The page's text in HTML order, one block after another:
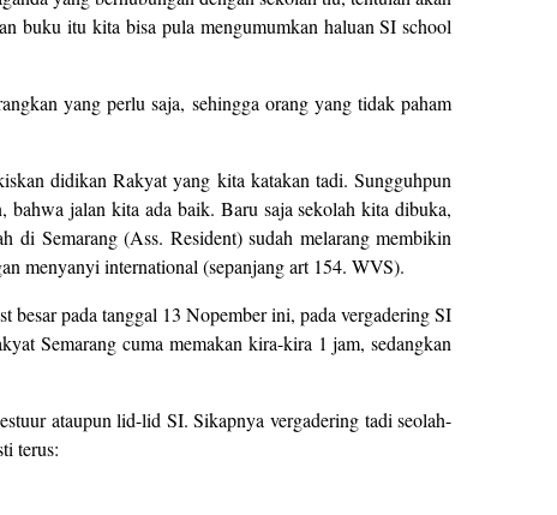
buku itu kita bisa pula mengumumkan haluan SI school
yang perlu saja, sehingga orang yang tidak paham
didikan Rakyat yang kita katakan tadi. Sungguhpun
jalan kita ada baik. Baru saja sekolah kita dibuka,
di Semarang (Ass. Resident) sudah melarang membikin
menyanyi international (sepanjang art 154. WVS).
besar pada tanggal 13 Nopember ini, pada vergadering SI
Semarang cuma memakan kira-kira 1 jam, sedangkan
ataupun lid-lid SI. Sikapnya vergadering tadi seolah-
terus: